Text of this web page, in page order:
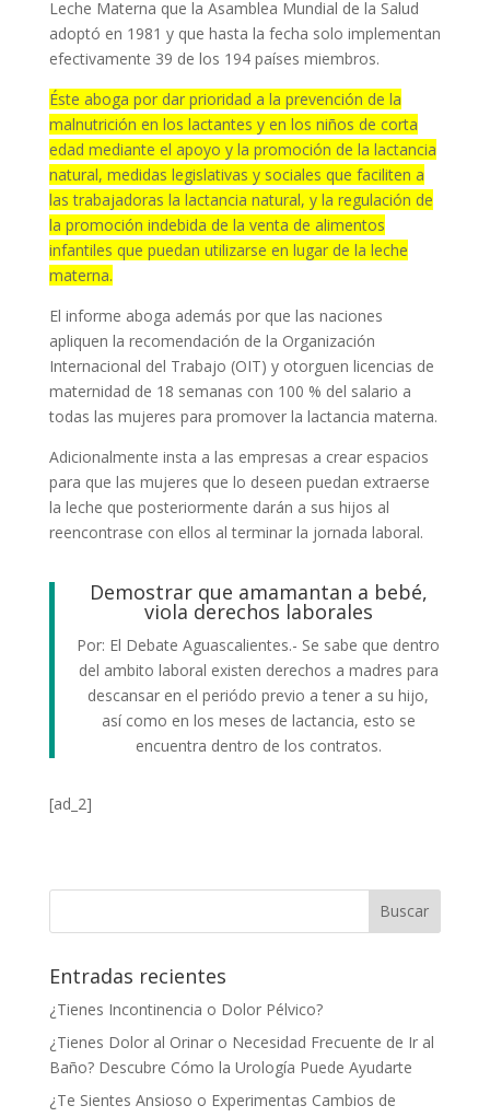
Leche Materna que la Asamblea Mundial de la Salud
adoptó en 1981 y que hasta la fecha solo implementan
efectivamente 39 de los 194 países miembros.
Éste aboga por dar prioridad a la prevención de la
malnutrición en los lactantes y en los niños de corta
edad mediante el apoyo y la promoción de la lactancia
natural, medidas legislativas y sociales que faciliten a
las trabajadoras la lactancia natural, y la regulación de
la promoción indebida de la venta de alimentos
infantiles que puedan utilizarse en lugar de la leche
materna.
El informe aboga además por que las naciones
apliquen la recomendación de la Organización
Internacional del Trabajo (OIT) y otorguen licencias de
maternidad de 18 semanas con 100 % del salario a
todas las mujeres para promover la lactancia materna.
Adicionalmente insta a las empresas a crear espacios
para que las mujeres que lo deseen puedan extraerse
la leche que posteriormente darán a sus hijos al
reencontrase con ellos al terminar la jornada laboral.
Demostrar que amamantan a bebé,
viola derechos laborales
Por: El Debate Aguascalientes.- Se sabe que dentro
del ambito laboral existen derechos a madres para
descansar en el periódo previo a tener a su hijo,
así como en los meses de lactancia, esto se
encuentra dentro de los contratos.
[ad_2]
Entradas recientes
¿Tienes Incontinencia o Dolor Pélvico?
¿Tienes Dolor al Orinar o Necesidad Frecuente de Ir al
Baño? Descubre Cómo la Urología Puede Ayudarte
¿Te Sientes Ansioso o Experimentas Cambios de